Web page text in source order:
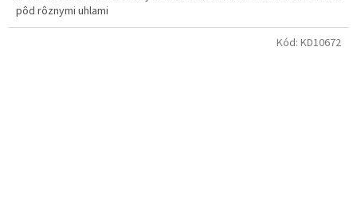
pôd rôznymi uhlami
Kód: KD10672